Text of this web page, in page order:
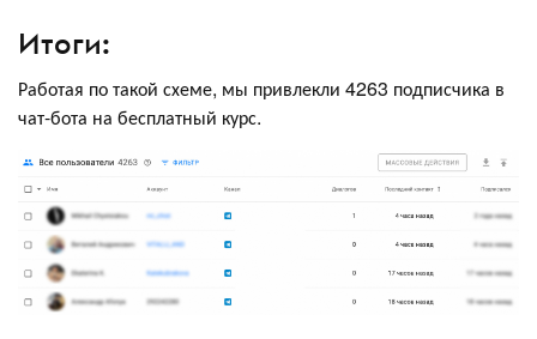
Итоги:
Работая по такой схеме, мы привлекли 4263 подписчика в
чат-бота на бесплатный курс.